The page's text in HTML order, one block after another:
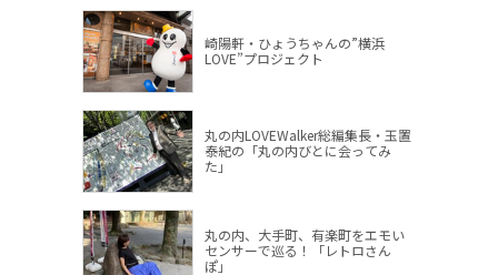
崎陽軒・ひょうちゃんの”横浜
LOVE”プロジェクト
丸の内LOVEWalker総編集長・玉置
泰紀の「丸の内びとに会ってみ
た」
丸の内、大手町、有楽町をエモい
センサーで巡る！「レトロさん
ぽ」